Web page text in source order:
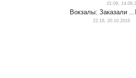
01:09,
Вокзалы: Заказали ...
22:16, 20.10.2016